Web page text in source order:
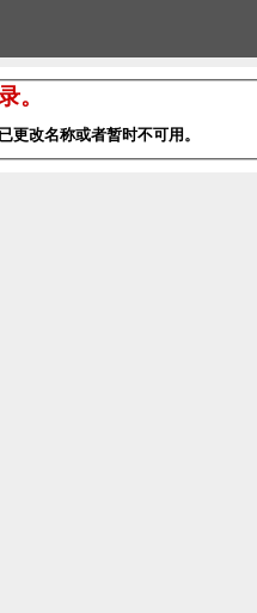
。
更改名称或者暂时不可用。